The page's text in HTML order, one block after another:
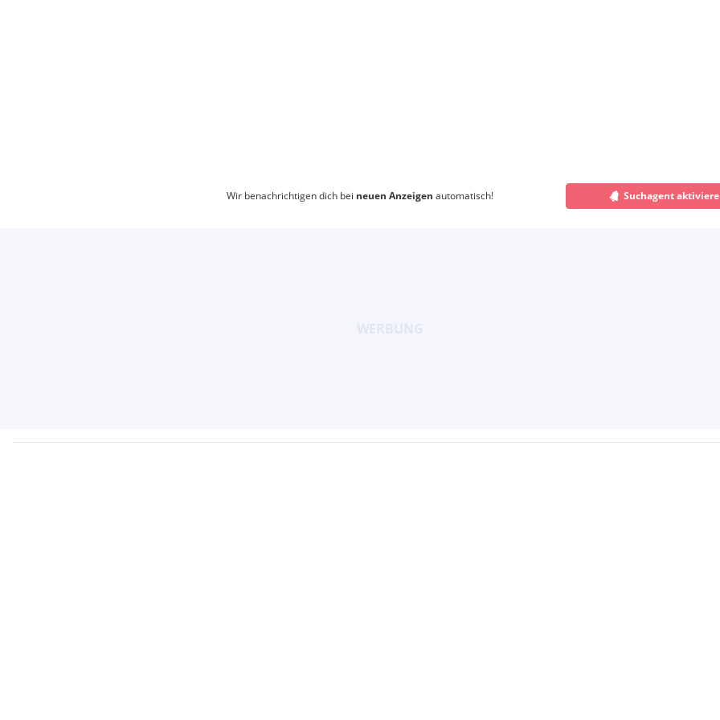
Wir benachrichtigen dich bei neuen Anzeigen automatisch! Suchagent